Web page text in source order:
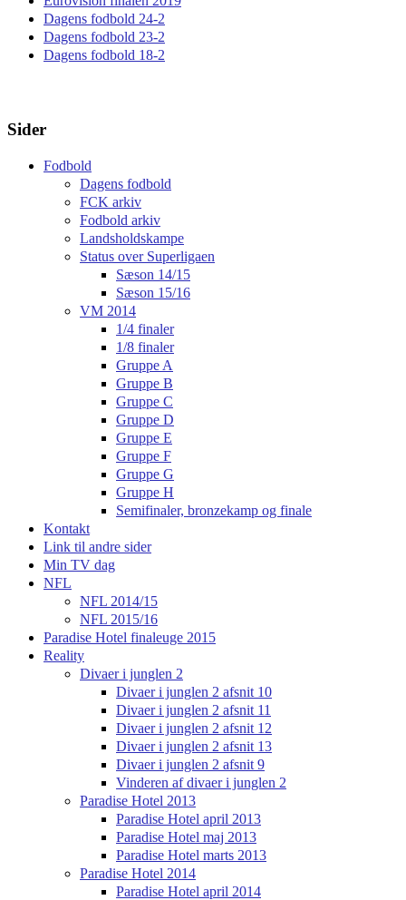
Dagens fodbold 24-2
Dagens fodbold 23-2
Dagens fodbold 18-2
Sider
Fodbold
Dagens fodbold
FCK arkiv
Fodbold arkiv
Landsholdskampe
Status over Superligaen
Sæson 14/15
Sæson 15/16
VM 2014
1/4 finaler
1/8 finaler
Gruppe A
Gruppe B
Gruppe C
Gruppe D
Gruppe E
Gruppe F
Gruppe G
Gruppe H
Semifinaler, bronzekamp og finale
Kontakt
Link til andre sider
Min TV dag
NFL
NFL 2014/15
NFL 2015/16
Paradise Hotel finaleuge 2015
Reality
Divaer i junglen 2
Divaer i junglen 2 afsnit 10
Divaer i junglen 2 afsnit 11
Divaer i junglen 2 afsnit 12
Divaer i junglen 2 afsnit 13
Divaer i junglen 2 afsnit 9
Vinderen af divaer i junglen 2
Paradise Hotel 2013
Paradise Hotel april 2013
Paradise Hotel maj 2013
Paradise Hotel marts 2013
Paradise Hotel 2014
Paradise Hotel april 2014